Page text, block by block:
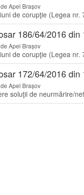
Apel Brașov
de corupţie (Legea nr.
186/64/2016 din
Apel Brașov
de corupţie (Legea nr.
172/64/2016 din
Apel Brașov
soluţii de neurmărire/